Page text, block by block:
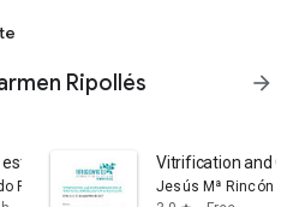
Ripollés
arrow_forward
de las arcillas industriales en
Fabregat
Vitrification and
Jesús Mª Rincón